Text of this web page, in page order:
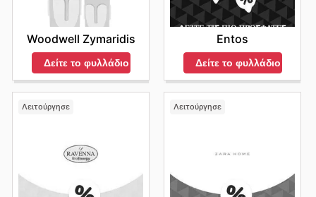
Woodwell Zymaridis
Δείτε το φυλλάδιο
Entos
Δείτε το φυλλάδιο
Λειτούργησε Λειτούργησε